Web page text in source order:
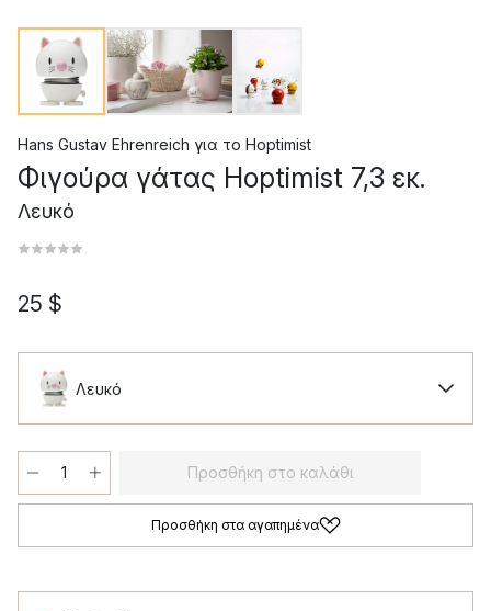
Hans Gustav Ehrenreich για το Hoptimist
Φιγούρα γάτας Hoptimist 7,3 εκ.
Λευκό
25 $
Λευκό
Προσθήκη στο καλάθι
Προσθήκη στα αγαπημένα